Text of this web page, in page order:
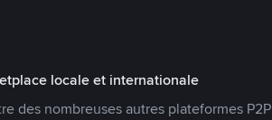
locale et internationale
des nombreuses autres plateformes